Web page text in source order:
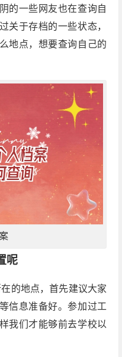
的一些网友也在查询自
关于存档的一些状态，
地点，想要查询自己的
呢
的地点，首先建议大家
信息准备好。参加过工
我们才能够前去学校以